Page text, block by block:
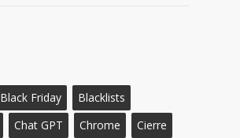
Black Friday
Blacklists
Chat GPT Chrome
Cierre